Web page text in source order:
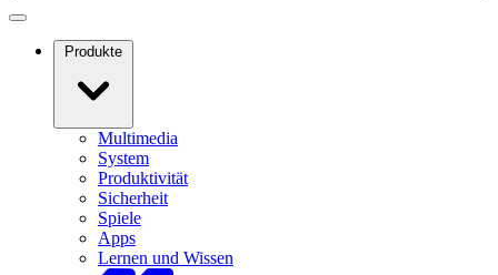
Produkte
Multimedia
System
Produktivität
Sicherheit
Spiele
Apps
Lernen und Wissen